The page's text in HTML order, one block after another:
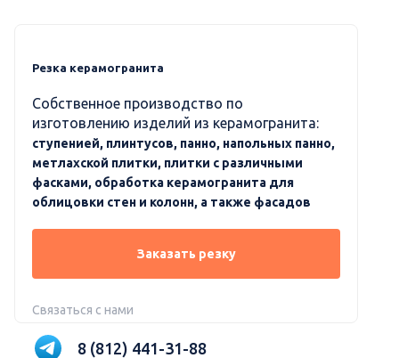
Резка керамогранита
Собственное производство по
изготовлению изделий из керамогранита:
ступенией, плинтусов, панно, напольных панно,
метлахской плитки, плитки с различными
фасками, обработка керамогранита для
облицовки стен и колонн, а также фасадов
Заказать резку
Связаться с нами
8 (812) 441-31-88